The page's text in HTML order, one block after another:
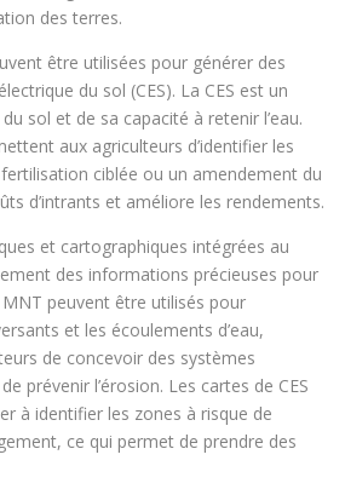
des terres.
être utilisées pour générer des
du sol (CES). La CES est un
sol et de sa capacité à retenir l’eau.
aux agriculteurs d’identifier les
ciblée ou un amendement du
d’intrants et améliore les rendements.
et cartographiques intégrées au
des informations précieuses pour
MNT peuvent être utilisés pour
et les écoulements d’eau,
de concevoir des systèmes
prévenir l’érosion. Les cartes de CES
à identifier les zones à risque de
ce qui permet de prendre des